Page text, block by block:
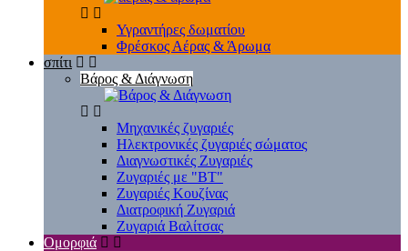
Υγραντήρες δωματίου
Φρέσκος Αέρας & Άρωμα
σπίτι
Βάρος & Διάγνωση
Μηχανικές ζυγαριές
Ηλεκτρονικές ζυγαριές σώματος
Διαγνωστικές Ζυγαριές
Ζυγαριές με "BT"
Ζυγαριές Κουζίνας
Διατροφική Ζυγαριά
Ζυγαριά Βαλίτσας
Ομορφιά